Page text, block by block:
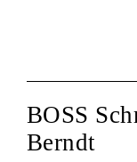
BOSS
Berndt